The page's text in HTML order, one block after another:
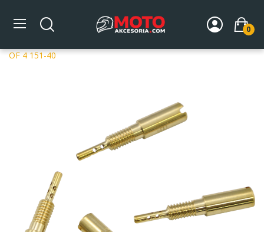
0
Strona główna DLA MOTOCYKLA
Układ paliwowy
OF 4 151-40